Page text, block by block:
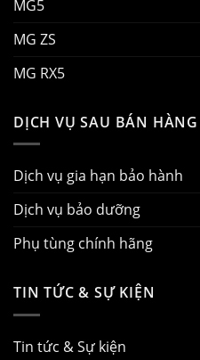
MG5
MG ZS
MG RX5
DỊCH VỤ SAU BÁN HÀNG
Dịch vụ gia hạn bảo hành
Dịch vụ bảo dưỡng
Phụ tùng chính hãng
TIN TỨC & SỰ KIỆN
Tin tức & Sự kiện